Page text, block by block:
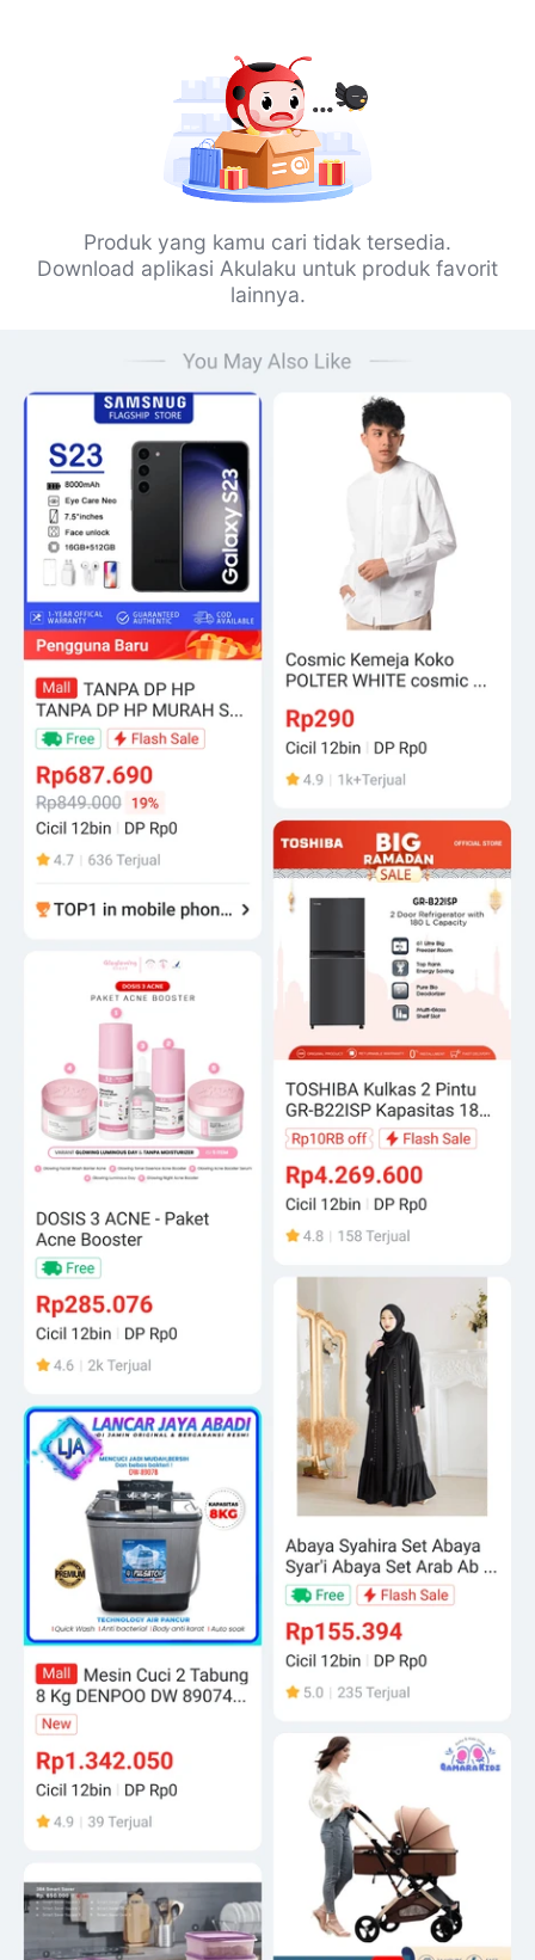
Produk yang kamu cari tidak tersedia.
Download aplikasi Akulaku untuk produk favorit
lainnya.